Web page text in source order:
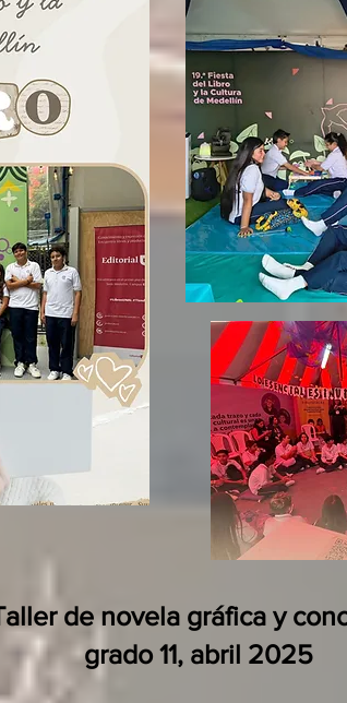
de novela gráfica y
grado 11, abril 2025